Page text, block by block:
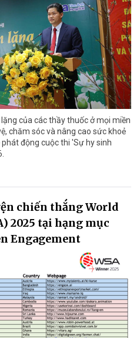
của các thầy thuốc ở mọi miền
chăm sóc và nâng cao sức khoẻ
động cuộc thi 'Sự hy sinh
chiến thắng World
2025 tại hạng mục
Engagement